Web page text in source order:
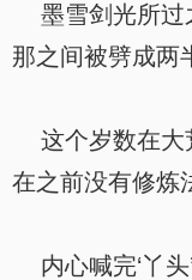
墨雪剑光所过
那之间被劈成两
这个岁数在大
在之前没有修炼
内心喊完‘丫头